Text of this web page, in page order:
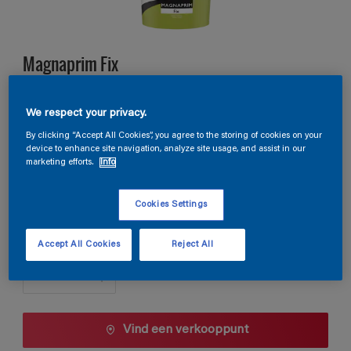
Magnaprim Fix
T2.32.24
Kleur wijzigen
5 L
Aantal
Vind een verkooppunt
We respect your privacy.
By clicking “Accept All Cookies”, you agree to the storing of cookies on your
device to enhance site navigation, analyze site usage, and assist in our
marketing efforts.
Info
Cookies Settings
Reject All
Accept All Cookies